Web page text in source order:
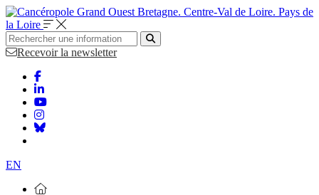
Bretagne. Centre-Val de Loire. Pays de
la Loire
Recevoir la newsletter
EN